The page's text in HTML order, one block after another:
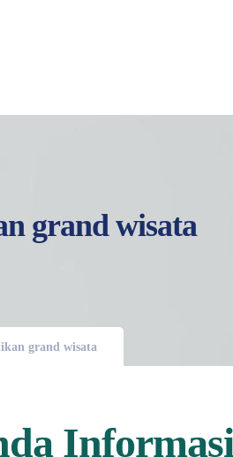
grand wisata
grand wisata
Informasi